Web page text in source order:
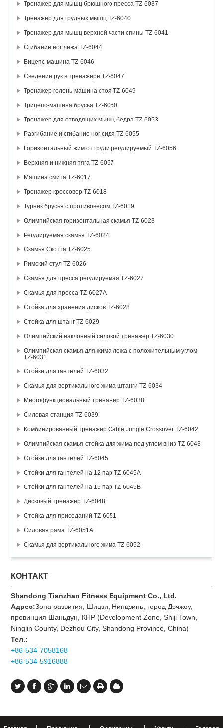
Тренажер для мышц брюшного пресса TZ-6037
Тренажер для грудных мышц TZ-6040
Тренажер для мышц верхней части спины TZ-6041
Сгибание ног лежа TZ-6044
Бицепс-машина TZ-6046
Сведение рук в тренажёре TZ-6047
Тренажер голень-машина стоя TZ-6049
Трицепс-машина брусья TZ-6050
Тренажер для отводящих мышц бедра TZ-6053
Разгибание и сгибание ног сидя TZ-6055
Горизонтальный жим от груди регулируемый TZ-6056
Верхняя и нижняя тяга TZ-6057
Машина смита TZ-6017
Тренажер кроссовер TZ-6018
Турник брусья с противовесом TZ-6019
Олимпийская горизонтальная скамья TZ-6023
Регулируемая скамья TZ-6024
Скамья Скотта TZ-6025
Римский стул TZ-6026
Скамья для пресса регулируемая TZ-6027
Скамья для пресса TZ-6027А
Стойка для хранения дисков TZ-6028
Стойка для штанг TZ-6029
Олимпийский наклонный силовой тренажер TZ-6030
Олимпийская скамья для жима лежа с положительным углом
TZ-6031
Стойки для гантелей TZ-6032
Скамья для вертикального жима штанги TZ-6034
Многофункциональный тренажер TZ-6038
Силовая станция TZ-6039
Комбинированный тренажер Cable Jungle Crossover TZ-6042
Олимпийская скамья-стойка для жима под углом вниз TZ-6043
Стойки для гантелей TZ-6045
Стойки для гантелей на 12 пар TZ-6045А
Стойки для гантелей на 15 пар TZ-6045В
Дисковый тренажер TZ-6048
Стойка для приседаний TZ-6051
Силовая рама TZ-6051A
Скамья для вертикального жима TZ-6052
КОНТАКТ
Shandong Tianzhan Fitness Equipment Co., Ltd.
Адрес:Зона развития, Шицзи, Нинцзинь, город Дэчжоу,
провинция Шаньдун, КНР (Development Zone, Shiji Town,
Ningjin County, Dezhou City, Shandong Province, China)
Тел.:
+86-534-7058168
+86-534-5916888